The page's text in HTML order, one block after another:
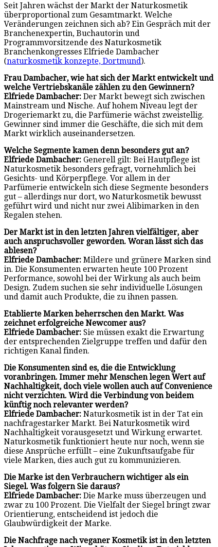
Seit Jahren wächst der Markt der Naturkosmetik
überproportional zum Gesamtmarkt. Welche
Veränderungen zeichnen sich ab? Ein Gespräch mit der
Branchenexpertin, Buchautorin und
Programmvorsitzende des Naturkosmetik
Branchenkongresses Elfriede Dambacher
(naturkosmetik konzepte, Dortmund).
Frau Dambacher, wie hat sich der Markt entwickelt und
welche Vertriebskanäle zählen zu den Gewinnern?
Elfriede Dambacher: Der Markt bewegt sich zwischen
Mainstream und Nische. Auf hohem Niveau legt der
Drogeriemarkt zu, die Parfümerie wächst zweistellig.
Gewinner sind immer die Geschäfte, die sich mit dem
Markt wirklich auseinandersetzen.
Welche Segmente kamen denn besonders gut an?
Elfriede Dambacher: Generell gilt: Bei Hautpflege ist
Naturkosmetik besonders gefragt, vornehmlich bei
Gesichts- und Körperpflege. Vor allem in der
Parfümerie entwickeln sich diese Segmente besonders
gut – allerdings nur dort, wo Naturkosmetik bewusst
geführt wird und nicht nur zwei Alibimarken in den
Regalen stehen.
Der Markt ist in den letzten Jahren vielfältiger, aber
auch anspruchsvoller geworden. Woran lässt sich das
ablesen?
Elfriede Dambacher: Mildere und grünere Marken sind
in. Die Konsumenten erwarten heute 100 Prozent
Performance, sowohl bei der Wirkung als auch beim
Design. Zudem suchen sie sehr individuelle Lösungen
und damit auch Produkte, die zu ihnen passen.
Etablierte Marken beherrschen den Markt. Was
zeichnet erfolgreiche Newcomer aus?
Elfriede Dambacher: Sie müssen exakt die Erwartung
der entsprechenden Zielgruppe treffen und dafür den
richtigen Kanal finden.
Die Konsumenten sind es, die die Entwicklung
voranbringen. Immer mehr Menschen legen Wert auf
Nachhaltigkeit, doch viele wollen auch auf Convenience
nicht verzichten. Wird die Verbindung von beidem
künftig noch relevanter werden?
Elfriede Dambacher: Naturkosmetik ist in der Tat ein
nachfragestarker Markt. Bei Naturkosmetik wird
Nachhaltigkeit vorausgesetzt und Wirkung erwartet.
Naturkosmetik funktioniert heute nur noch, wenn sie
diese Ansprüche erfüllt – eine Zukunftsaufgabe für
viele Marken, dies auch gut zu kommunizieren.
Die Marke ist den Verbrauchern wichtiger als ein
Siegel. Was folgern Sie daraus?
Elfriede Dambacher: Die Marke muss überzeugen und
zwar zu 100 Prozent. Die Vielfalt der Siegel bringt zwar
Orientierung, entscheidend ist jedoch die
Glaubwürdigkeit der Marke.
Die Nachfrage nach veganer Kosmetik ist in den letzten